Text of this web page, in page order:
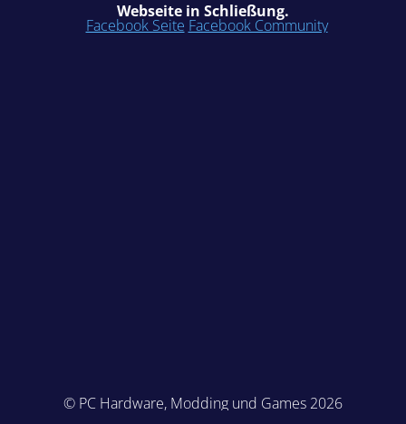
Webseite in Schließung.
Facebook Seite Facebook Community
© PC Hardware, Modding und Games 2026